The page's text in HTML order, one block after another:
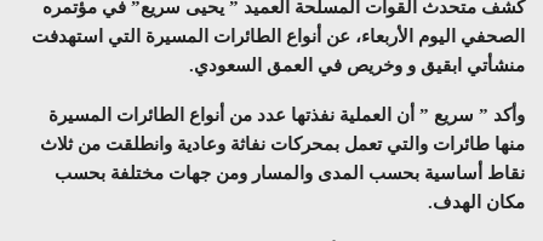
كشف متحدث القوات المسلحة العميد ” يحيى سريع” في مؤتمره
الصحفي اليوم الأربعاء، عن أنواع الطائرات المسيرة التي استهدفت
منشأتي ابقيق و وخريص في العمق السعودي.
وأكد ” سريع ” أن العملية نفذتها عدد من أنواع الطائرات المسيرة
منها طائرات والتيتعمل بمحركات نفاثة وعادية وانطلقت من ثلاث
نقاط أساسية بحسب المدى والمسار ومن جهات مختلفة بحسب
مكان الهدف.